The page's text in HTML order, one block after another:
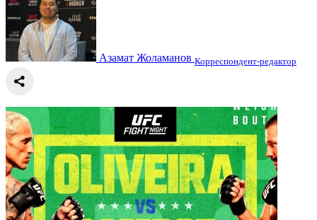
Азамат Жоламанов Корреспондент-редактор